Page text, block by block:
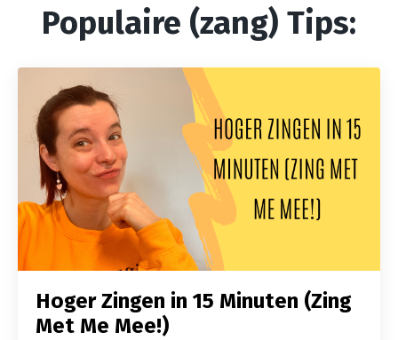
Populaire (zang) Tips:
Hoger Zingen in 15 Minuten (Zing
Met Me Mee!)